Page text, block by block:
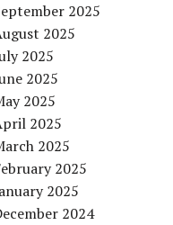
2025
2025
2025
2025
2025
2025
2025
2025
2025
2024